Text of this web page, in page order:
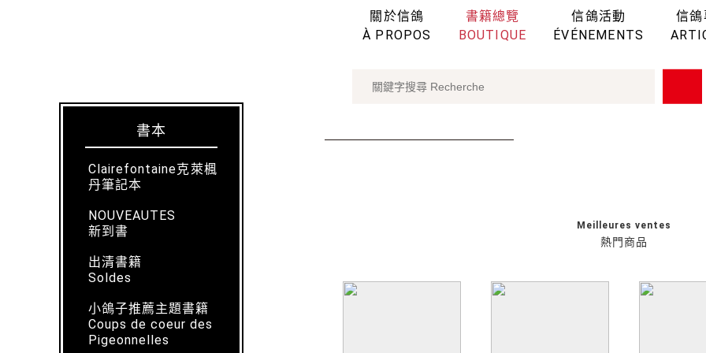
關於信鴿
À PROPOS
書籍總覽
BOUTIQUE
信鴿活動
ÉVÉNEMENTS
信鴿
書本
Clairefontaine克萊楓
丹筆記本
NOUVEAUTES
新到書
出清書籍
Soldes
小鴿子推薦主題書籍
Coups de coeur des
Pigeonnelles
熱門商品
Meilleures ventes